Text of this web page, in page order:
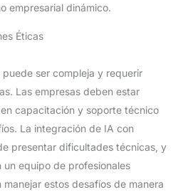
empresarial dinámico.
Éticas
ser compleja y requerir
Las empresas deben estar
capacitación y soporte técnico
La integración de IA con
presentar dificultades técnicas, y
equipo de profesionales
estos desafíos de manera